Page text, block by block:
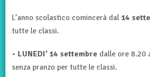
L’anno scolastico comincerà dal 14
tutte le classi.
• LUNEDI’ 14 settembre dalle ore 8.20
senza pranzo per tutte le classi.